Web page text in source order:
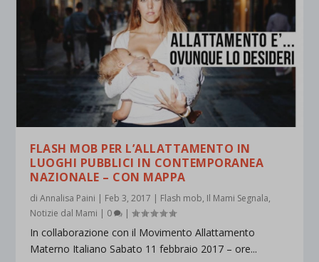
FLASH MOB PER L’ALLATTAMENTO IN
LUOGHI PUBBLICI IN CONTEMPORANEA
NAZIONALE – CON MAPPA
diAnnalisa Paini | Feb 3, 2017 | Flash mob, Il Mami Segnala,
Notizie dal Mami | 0 |
In collaborazione con il Movimento Allattamento
Materno Italiano Sabato 11 febbraio 2017 – ore...